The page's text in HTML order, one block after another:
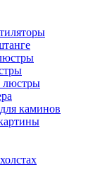
люстры
каминов